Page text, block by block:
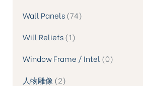
Wall Panels 74
Will Reliefs 1
Window Frame / Intel 0
人物雕像 2